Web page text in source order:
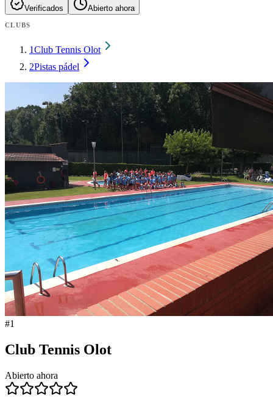
Verificados Abierto ahora
CLUBS
1Club Tennis Olot
2Pistas pádel
#1
Club Tennis Olot
Abierto ahora